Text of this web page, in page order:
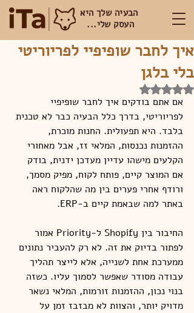
הבעיה שלך היא
העסק שלי...
איך לחבר שופיפיי לפריוריטי
בלי בלגן
דירוג של NaN מתוך 5 כוכבים
אם אתם בודקים איך לחבר שופיפיי
לפריוריטי, בדרך כלל הבעיה כבר לא טכנית
בלבד. היא תפעולית. החנות מוכרת,
ההזמנות נכנסות, המלאי זז, אבל מאחורי
הקלעים מישהו עדיין מעדכן ידנית, בודק
אם המוצר קיים, פותח לקוח, מפיק מסמך,
ורודף אחרי פערים בין מה שהלקוח ראה
באתר למה שבאמת קיים ב-ERP.
החיבור בין Shopify ל-Priority אמור
לפתור בדיוק את זה. לא רק להעביר נתונים
ממערכת אחת לשנייה, אלא לייצר תהליך
עבודה מסודר שאפשר לסמוך עליו. כשזה
בנוי נכון, ההזמנות זורמות, המלאי נשאר
מדויק יותר, והצוות לא מבזבז זמן על